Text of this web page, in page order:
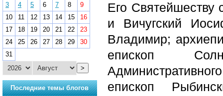
Его Святейшеству
и Вичугский
Владимир;
епископ
епископ
3
4 5 6 7 8
9
10
11 12 13 14 15
16
17
18 19 20 21 22
23
24
25 26 27 28 29
30
31
>
Последние темы блогов